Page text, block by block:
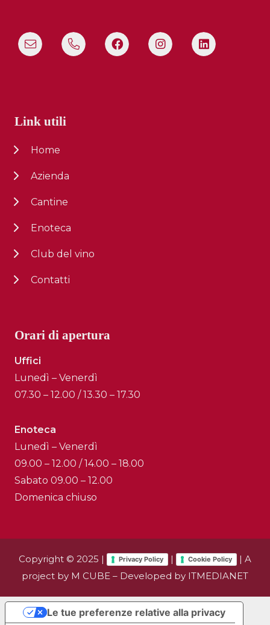
Link utili
Home
Azienda
Cantine
Enoteca
Club del vino
Contatti
Orari di apertura
Uffici
Lunedì – Venerdì
07.30 – 12.00 / 13.30 – 17.30
Enoteca
Lunedì – Venerdì
09.00 – 12.00 / 14.00 – 18.00
Sabato 09.00 – 12.00
Domenica chiuso
Copyright © 2025 | Privacy Policy | Cookie Policy
| A
project by M CUBE – Developed by ITMEDIANET
Le tue preferenze relative alla privacy